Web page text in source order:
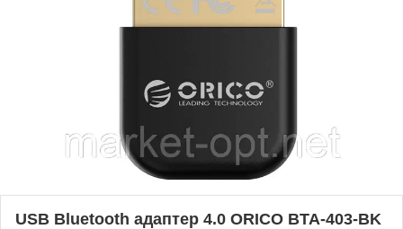
USB Bluetooth адаптер 4.0 ORICO BTA-403-BK